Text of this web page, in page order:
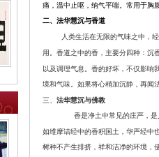
痛，温中止呕，纳气平喘。常用于胸
二、 法华慧沉与香道
人类生活在无限的气味之中，
用。香道之中的香，主要分四种：沉
以及调理气息。香的好坏，不仅影响
境和气味。如果将心稍加沉静，再闻
三、 法华慧沉与佛教
香是净土中常见的庄严，
如维摩诘经中的香积国土，华严经中
树种不产生排挤，祥和洁净的环境，